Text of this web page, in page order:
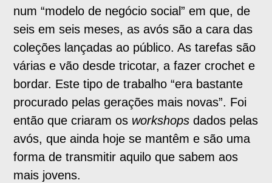
num “modelo de negócio social” em que, de
seis em seis meses, as avós são a cara das
coleções lançadas ao público. As tarefas são
várias e vão desde tricotar, a fazer crochet e
bordar. Este tipo de trabalho “era bastante
procurado pelas gerações mais novas”. Foi
então que criaram os workshops dados pelas
avós, que ainda hoje se mantêm e são uma
forma de transmitir aquilo que sabem aos
mais jovens.